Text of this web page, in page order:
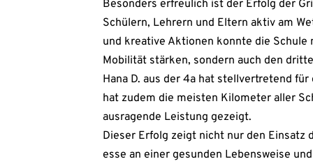
Beson­ders erfreu­lich ist der Erfolg der
Schü­lern, Leh­rern und Eltern aktiv am
und krea­ti­ve Aktio­nen konn­te die
Mobi­li­tät stär­ken, son­dern auch den
Hana D. aus der 4a hat stell­ver­tre­tend
hat zudem die meis­ten Kilo­me­ter aller
aus­ra­gen­de Leis­tung gezeigt.
Die­ser Erfolg zeigt nicht nur den
es­se an einer gesun­den Lebens­wei­se